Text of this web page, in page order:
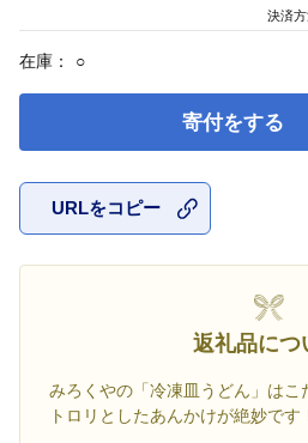
在庫： ○
寄付をする
URLをコピー
返礼品につ
みろくやの「冷凍皿うどん」はこ
トロリとしたあんかけが絶妙です
決済